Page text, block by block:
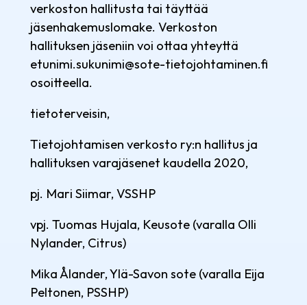
verkoston hallitusta tai täyttää
jäsenhakemuslomake. Verkoston
hallituksen jäseniin voi ottaa yhteyttä
etunimi.sukunimi@sote-tietojohtaminen.fi
osoitteella.
tietoterveisin,
Tietojohtamisen verkosto ry:n hallitus ja
hallituksen varajäsenet kaudella 2020,
pj. Mari Siimar, VSSHP
vpj. Tuomas Hujala, Keusote (varalla Olli
Nylander, Citrus)
Mika Ålander, Ylä-Savon sote (varalla Eija
Peltonen, PSSHP)